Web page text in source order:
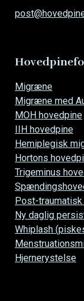
navigationen
Migræne
Migræne med
MOH hovedpine
IIH hovedpine
Hemiplegisk
Hortons
Trigeminus
Post-
Ny daglig
Whiplash
Hjernerystelse